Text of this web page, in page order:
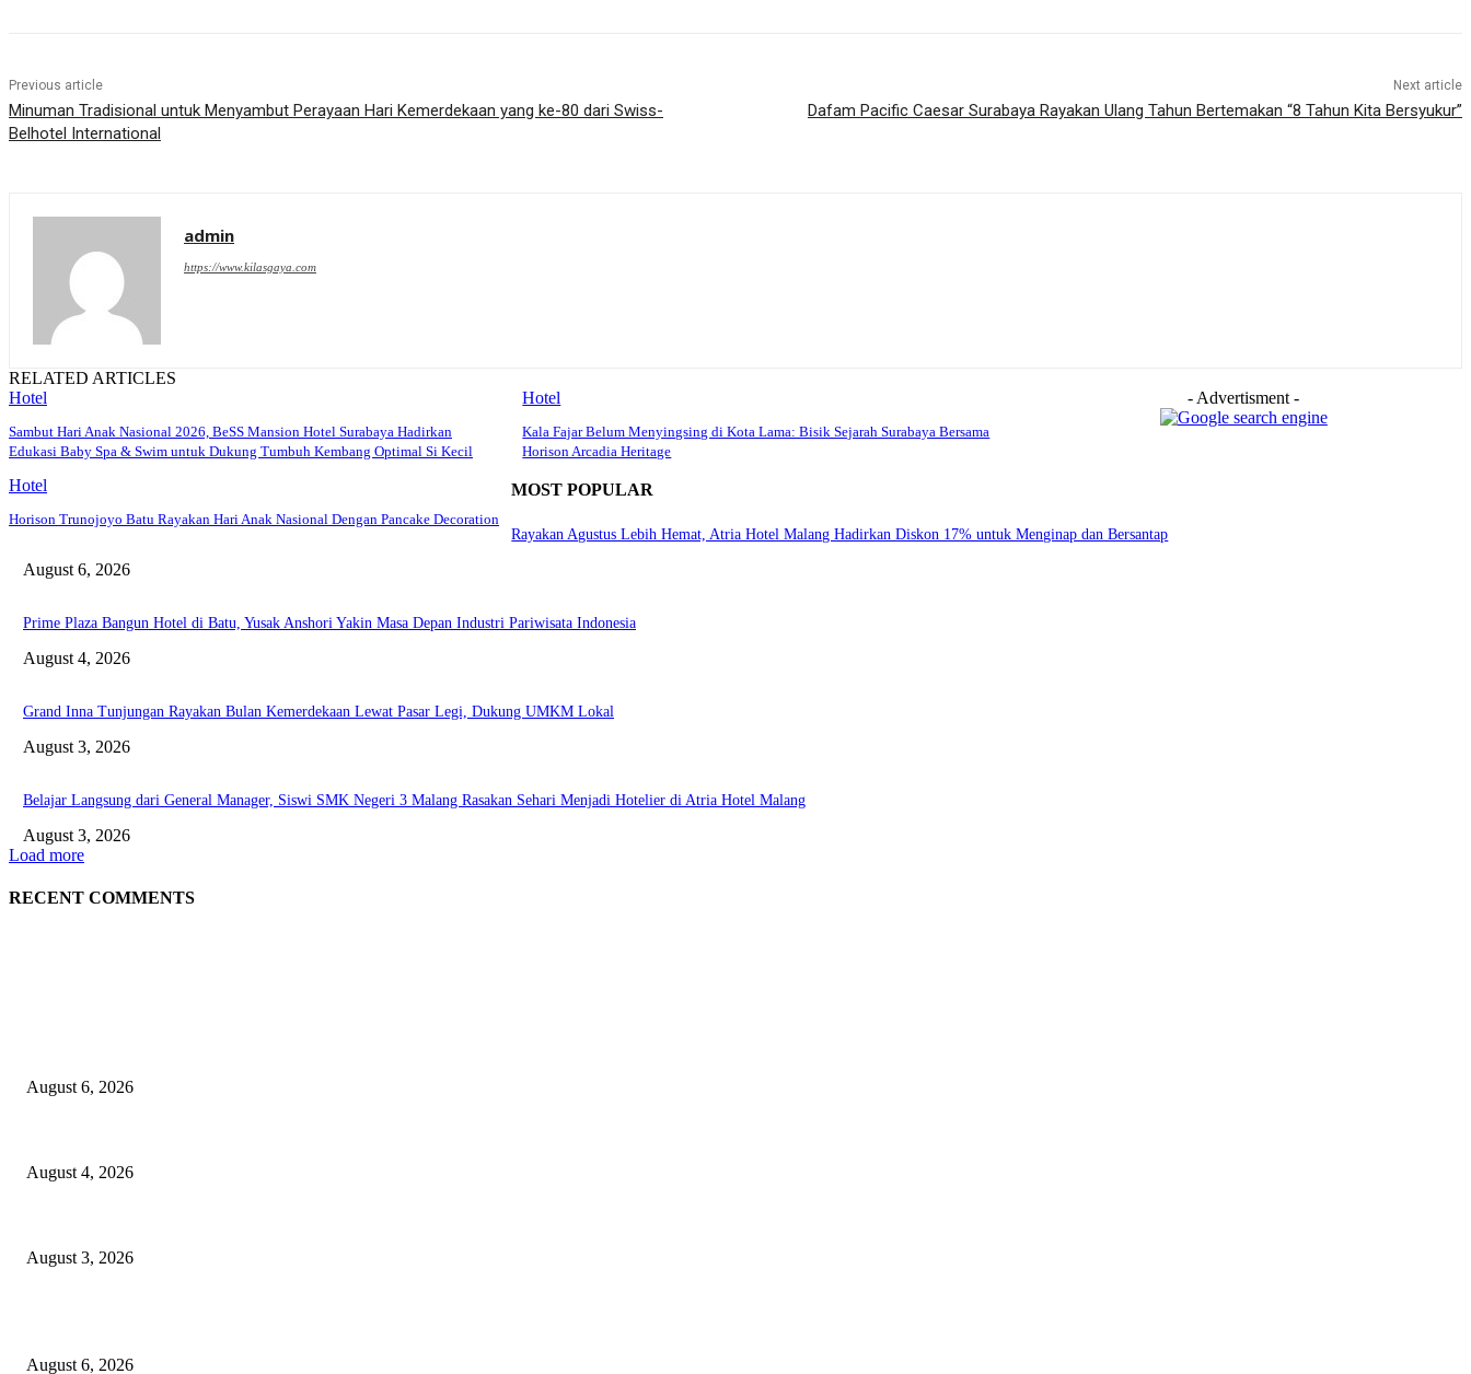
Previous article
Minuman Tradisional untuk Menyambut Perayaan Hari Kemerdekaan yang ke-80 dari Swiss-
Belhotel International
Next article
Dafam Pacific Caesar Surabaya Rayakan Ulang Tahun Bertemakan “8 Tahun Kita Bersyukur”
admin
https://www.kilasgaya.com
RELATED ARTICLES
Hotel
Sambut Hari Anak Nasional 2026, BeSS Mansion Hotel Surabaya Hadirkan
Edukasi Baby Spa & Swim untuk Dukung Tumbuh Kembang Optimal Si Kecil
Hotel
Kala Fajar Belum Menyingsing di Kota Lama: Bisik Sejarah Surabaya Bersama
Horison Arcadia Heritage
Hotel
Horison Trunojoyo Batu Rayakan Hari Anak Nasional Dengan Pancake Decoration
- Advertisment -
MOST POPULAR
Rayakan Agustus Lebih Hemat, Atria Hotel Malang Hadirkan Diskon 17% untuk Menginap dan Bersantap
August 6, 2026
Prime Plaza Bangun Hotel di Batu, Yusak Anshori Yakin Masa Depan Industri Pariwisata Indonesia
August 4, 2026
Grand Inna Tunjungan Rayakan Bulan Kemerdekaan Lewat Pasar Legi, Dukung UMKM Lokal
August 3, 2026
Belajar Langsung dari General Manager, Siswi SMK Negeri 3 Malang Rasakan Sehari Menjadi Hotelier di Atria Hotel Malang
August 3, 2026
Load more
RECENT COMMENTS
August 6, 2026
August 4, 2026
August 3, 2026
August 6, 2026